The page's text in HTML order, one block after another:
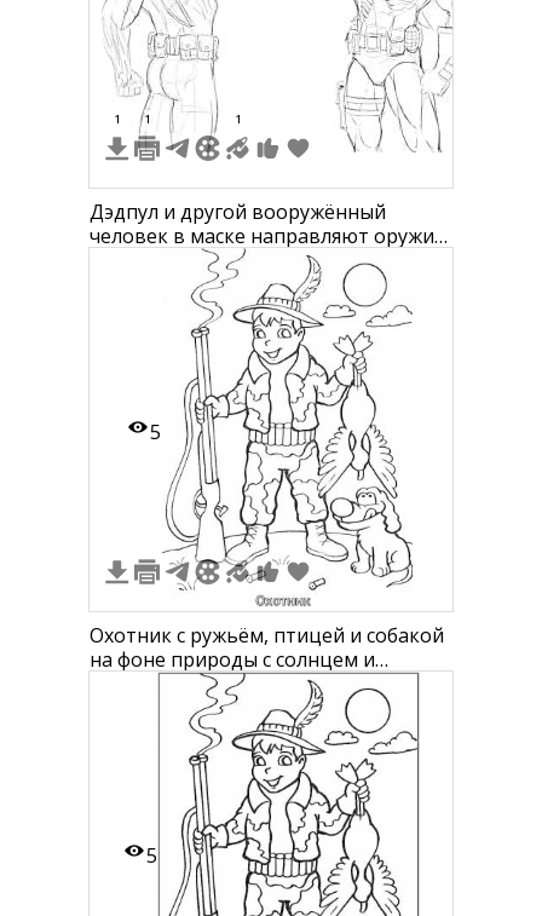
1 1 1
Дэдпул и другой вооружённый
человек в маске направляют оружие
друг на друга, оба с мечами и
патронами.
5
Охотник с ружьём, птицей и собакой
на фоне природы с солнцем и
5